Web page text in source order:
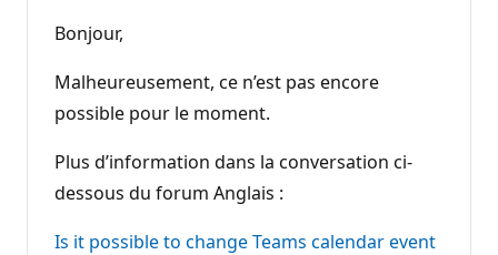
Bonjour,
Malheureusement, ce n’est pas encore
possible pour le moment.
Plus d’information dans la conversation ci-
dessous du forum Anglais :
Is it possible to change Teams calendar event